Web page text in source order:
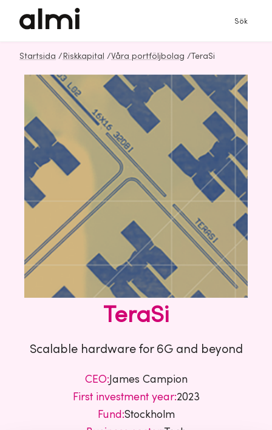
Sök
Startsida / Riskkapital /Våra portföljbolag /TeraSi
TeraSi
Scalable hardware for 6G and beyond
CEO: James Campion
First investment year:2023
Fund:Stockholm